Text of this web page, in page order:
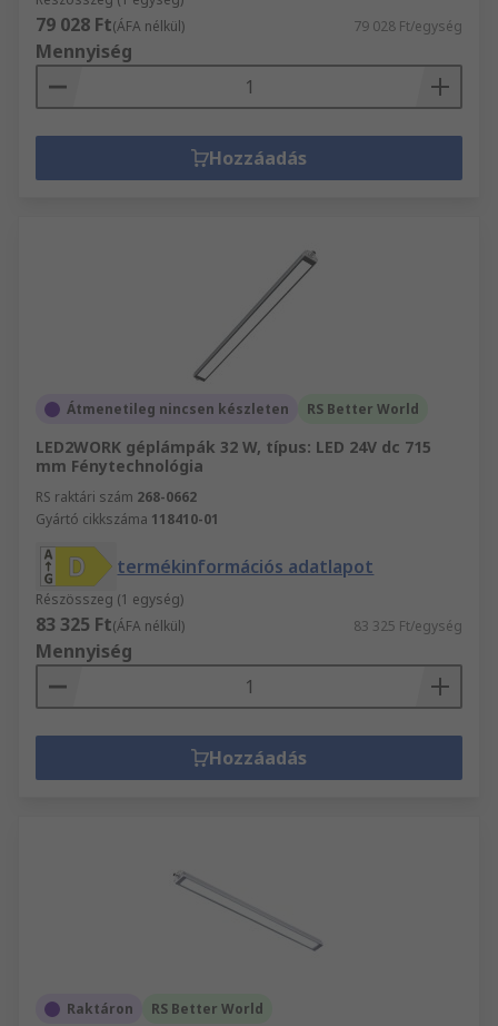
79 028 Ft(ÁFA nélkül) 79 028 Ft/egység
Mennyiség
Hozzáadás
Átmenetileg nincsen készleten RS Better World
LED2WORK géplámpák 32 W, típus: LED 24V dc 715
mm Fénytechnológia
RS raktári szám 268-0662
Gyártó cikkszáma 118410-01
termékinformációs adatlapot
Részösszeg (1 egység)
83 325 Ft(ÁFA nélkül) 83 325 Ft/egység
Mennyiség
Hozzáadás
Raktáron RS Better World